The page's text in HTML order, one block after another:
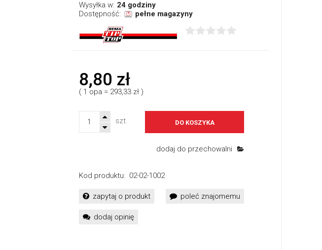
Wysyłka w: 24 godziny
Dostępność:
pełne magazyny
8,80 zł
( 1 opa = 293,33 zł )
szt. DO KOSZYKA
dodaj do przechowalni
Kod produktu: 02-02-1002
zapytaj o produkt poleć znajomemu
dodaj opinię